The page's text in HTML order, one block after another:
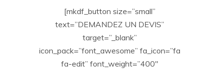
[mkdf_button size=”small”
text=”DEMANDEZ UN DEVIS”
target=”_blank”
icon_pack=”font_awesome” fa_icon=”fa
fa-edit” font_weight=”400″